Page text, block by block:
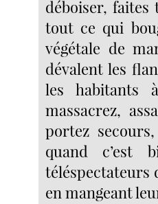
déboiser,
tout ce qui
végétale de
dévalent les
les habitants
massacrez,
portez
quand c’est
téléspectateurs
en mangeant